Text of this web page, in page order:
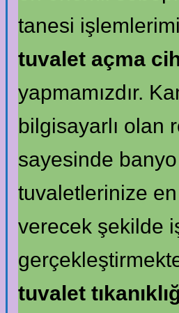
tanesi
tuvalet açma
yapmamızdır.
bilgisayarlı olan
sayesinde
tuvaletlerinize
verecek şekilde
tuvalet